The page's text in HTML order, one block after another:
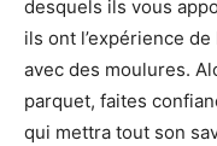
desquels ils vous
ils ont l’expérience
avec des moulures.
parquet, faites
qui mettra tout son